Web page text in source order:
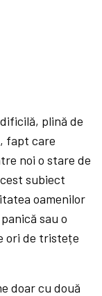
plină de
fapt care
noi o stare de
subiect
oamenilor
sau o
ori de tristețe
doar cu două